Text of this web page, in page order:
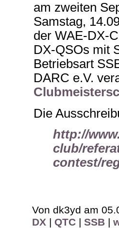
am zweiten
Samstag,
der WAE-DX-
DX-QSOs mit
Betriebsart
DARC e.V.
Die
http://
club/
contest/
Von dk3yd am
DX | QTC |SSB |